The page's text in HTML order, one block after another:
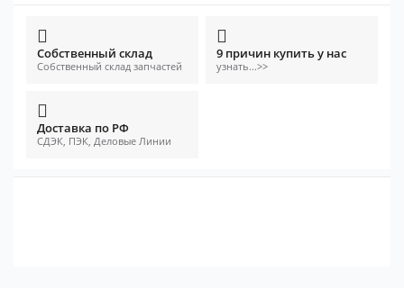
Собственный склад
Собственный склад запчастей
9 причин купить у нас
узнать...>>
Доставка по РФ
СДЭК, ПЭК, Деловые Линии